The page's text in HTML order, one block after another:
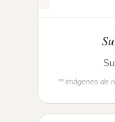
** imágenes de